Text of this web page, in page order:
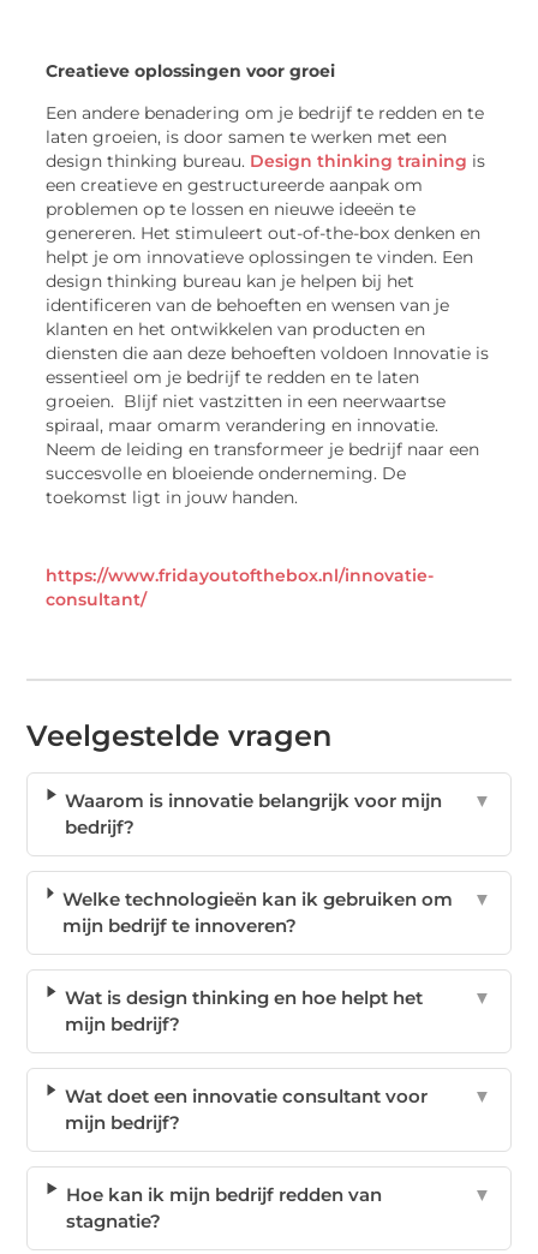
Creatieve oplossingen voor groei
Een andere benadering om je bedrijf te redden en te
laten groeien, is door samen te werken met een
design thinking bureau. Design thinking training is
een creatieve en gestructureerde aanpak om
problemen op te lossen en nieuwe ideeën te
genereren. Het stimuleert out-of-the-box denken en
helpt je om innovatieve oplossingen te vinden. Een
design thinking bureau kan je helpen bij het
identificeren van de behoeften en wensen van je
klanten en het ontwikkelen van producten en
diensten die aan deze behoeften voldoen Innovatie is
essentieel om je bedrijf te redden en te laten
groeien. Blijf niet vastzitten in een neerwaartse
spiraal, maar omarm verandering en innovatie.
Neem de leiding en transformeer je bedrijf naar een
succesvolle en bloeiende onderneming. De
toekomst ligt in jouw handen.
https://www.fridayoutofthebox.nl/innovatie-
consultant/
Veelgestelde vragen
Waarom is innovatie belangrijk voor mijn
bedrijf?
▼
Welke technologieën kan ik gebruiken om
mijn bedrijf te innoveren?
▼
Wat is design thinking en hoe helpt het
mijn bedrijf?
▼
Wat doet een innovatie consultant voor
mijn bedrijf?
▼
Hoe kan ik mijn bedrijf redden van
stagnatie?
▼